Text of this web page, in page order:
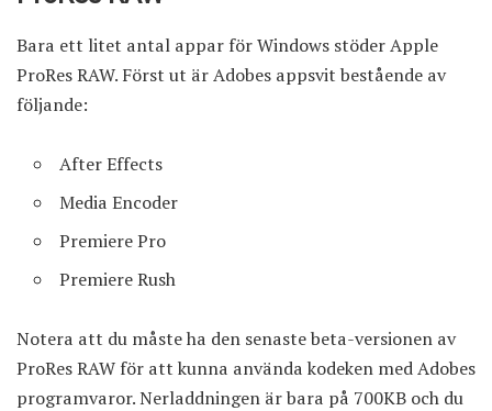
Bara ett litet antal appar för Windows stöder Apple
ProRes RAW. Först ut är Adobes appsvit bestående av
följande:
After Effects
Media Encoder
Premiere Pro
Premiere Rush
Notera att du måste ha den senaste beta-versionen av
ProRes RAW för att kunna använda kodeken med Adobes
programvaror. Nerladdningen är bara på 700KB och du